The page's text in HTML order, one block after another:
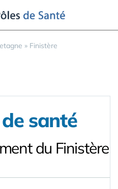
» Finistère
santé
du Finistère